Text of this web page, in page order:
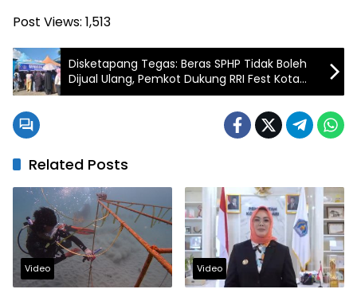
Post Views: 1,513
Disketapang Tegas: Beras SPHP Tidak Boleh
Dijual Ulang, Pemkot Dukung RRI Fest Kota
Kendari dengan Gerakan Pangan Murah
Related Posts
Video Video